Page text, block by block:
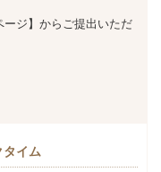
ジ】からご提出いただ
タイム